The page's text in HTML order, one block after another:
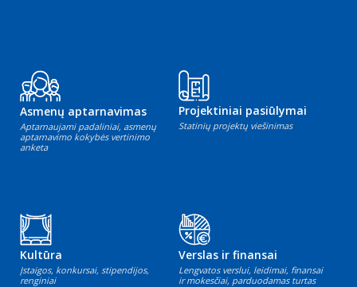
Asmenų aptarnavimas
Aptarnaujami padaliniai, asmenų
aptarnavimo kokybės vertinimo
anketa
Projektiniai pasiūlymai
Statinių projektų viešinimas
Kultūra
Įstaigos, konkursai, stipendijos,
renginiai
Verslas ir finansai
Lengvatos verslui, leidimai, finansai
ir mokesčiai, parduodamas turtas